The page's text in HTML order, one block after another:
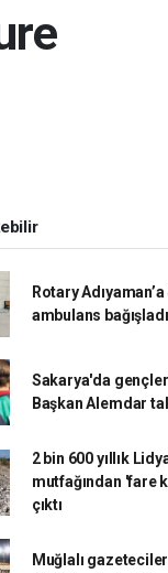
Rotary
ambulans bağışladı
Sakarya'da
Başkan Alemdar
2 bin 600 yıllık
mutfağından 'fare
çıktı
Muğlalı